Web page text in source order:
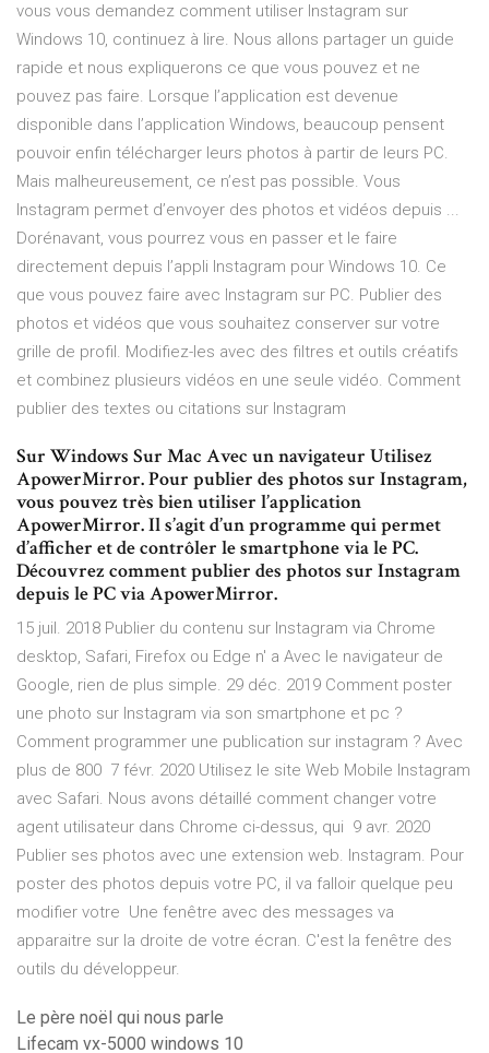
vous vous demandez comment utiliser Instagram sur
Windows 10, continuez à lire. Nous allons partager un guide
rapide et nous expliquerons ce que vous pouvez et ne
pouvez pas faire. Lorsque l’application est devenue
disponible dans l’application Windows, beaucoup pensent
pouvoir enfin télécharger leurs photos à partir de leurs PC.
Mais malheureusement, ce n’est pas possible. Vous
Instagram permet d’envoyer des photos et vidéos depuis ...
Dorénavant, vous pourrez vous en passer et le faire
directement depuis l’appli Instagram pour Windows 10. Ce
que vous pouvez faire avec Instagram sur PC. Publier des
photos et vidéos que vous souhaitez conserver sur votre
grille de profil. Modifiez-les avec des filtres et outils créatifs
et combinez plusieurs vidéos en une seule vidéo. Comment
publier des textes ou citations sur Instagram
Sur Windows Sur Mac Avec un navigateur Utilisez
ApowerMirror. Pour publier des photos sur Instagram,
vous pouvez très bien utiliser l’application
ApowerMirror. Il s’agit d’un programme qui permet
d’afficher et de contrôler le smartphone via le PC.
Découvrez comment publier des photos sur Instagram
depuis le PC via ApowerMirror.
15 juil. 2018 Publier du contenu sur Instagram via Chrome
desktop, Safari, Firefox ou Edge n' a Avec le navigateur de
Google, rien de plus simple. 29 déc. 2019 Comment poster
une photo sur Instagram via son smartphone et pc ?
Comment programmer une publication sur instagram ? Avec
plus de 800 7 févr. 2020 Utilisez le site Web Mobile Instagram
avec Safari. Nous avons détaillé comment changer votre
agent utilisateur dans Chrome ci-dessus, qui 9 avr. 2020
Publier ses photos avec une extension web. Instagram. Pour
poster des photos depuis votre PC, il va falloir quelque peu
modifier votre Une fenêtre avec des messages va
apparaitre sur la droite de votre écran. C'est la fenêtre des
outils du développeur.
Le père noël qui nous parle
Lifecam vx-5000 windows 10